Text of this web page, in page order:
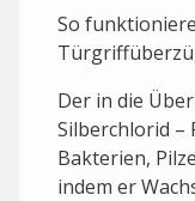
So
Der in die
Silberchlorid –
Bakterien,
indem er